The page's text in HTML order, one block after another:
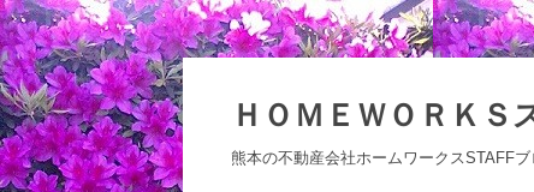
ン
ツ
へ
ス
ＨＯＭＥＷＯＲＫＳ
熊本の不動産会社ホームワークスSTAFFブ